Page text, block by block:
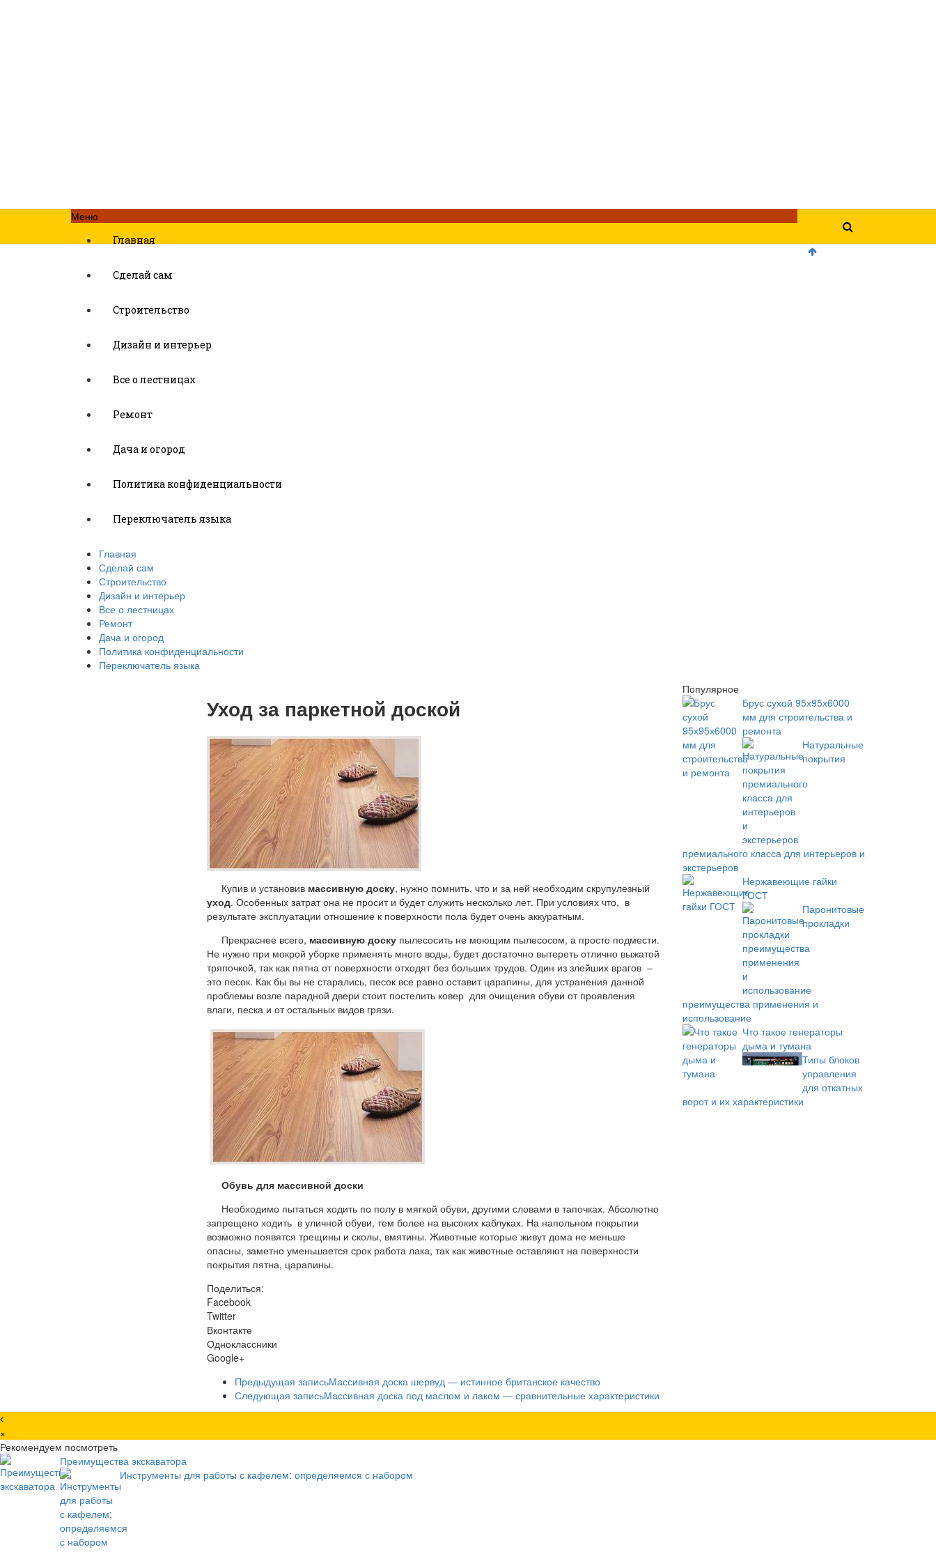
Меню
Главная
Сделай сам
Строительство
Дизайн и интерьер
Все о лестницах
Ремонт
Дача и огород
Политика конфиденциальности
Переключатель языка
Главная
Сделай сам
Строительство
Дизайн и интерьер
Все о лестницах
Ремонт
Дача и огород
Политика конфиденциальности
Переключатель языка
Уход за паркетной доской
Купив и установив массивную доску, нужно помнить, что и за ней необходим скрупулезный
уход. Особенных затрат она не просит и будет служить несколько лет. При условиях что, в
результате эксплуатации отношение к поверхности пола будет очень аккуратным.
Прекраснее всего, массивную доску пылесосить не моющим пылесосом, а просто подмести.
Не нужно при мокрой уборке применять много воды, будет достаточно вытереть отлично выжатой
тряпочкой, так как пятна от поверхности отходят без больших трудов. Один из злейших врагов –
это песок. Как бы вы не старались, песок все равно оставит царапины, для устранения данной
проблемы возле парадной двери стоит постелить ковер для очищения обуви от проявления
влаги, песка и от остальных видов грязи.
Обувь для массивной доски
Необходимо пытаться ходить по полу в мягкой обуви, другими словами в тапочках. Абсолютно
запрещено ходить в уличной обуви, тем более на высоких каблуках. На напольном покрытии
возможно появятся трещины и сколы, вмятины. Животные которые живут дома не меньше
опасны, заметно уменьшается срок работа лака, так как животные оставляют на поверхности
покрытия пятна, царапины.
Поделиться:
Facebook
Twitter
Вконтакте
Одноклассники
Google+
Предыдущая записьМассивная доска шервуд — истинное британское качество
Следующая записьМассивная доска под маслом и лаком — сравнительные характеристики
Популярное
Брус сухой 95х95х6000
мм для строительства и
ремонта
Натуральные
покрытия
премиального класса для интерьеров и
экстерьеров
Нержавеющие гайки
ГОСТ
Паронитовые
прокладки
преимущества применения и
использование
Что такое генераторы
дыма и тумана
Типы блоков
управления
для откатных
ворот и их характеристики
×
Рекомендуем посмотреть
Преимущества экскаватора
Инструменты для работы с кафелем: определяемся с набором